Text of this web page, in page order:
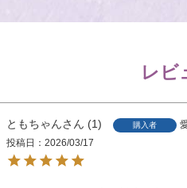
レビ
ともちゃん 1 購入者
投稿日
2026/03/17